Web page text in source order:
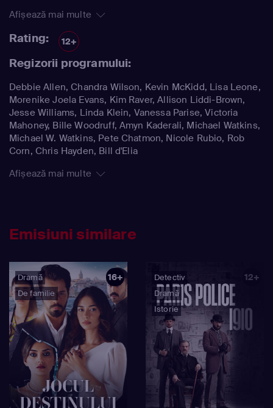
Afișează mai multe
Rating: 12+
Regizorii programului:
Debbie Allen, Chandra Wilson, Kevin McKidd, Lisa Leone,
Morenike Joela Evans, Kim Raver, Allison Liddi-Brown,
Jesse Williams, Linda Klein, Vanessa Parise, Victoria
Mahoney, Bille Woodruff, Amyn Kaderali, Michael Watkins,
Michael W. Watkins, Pete Chatmon, Nicole Rubio, Rob
Corn, Chris Hayden, Bill d'Elia
Afișează mai multe
Emisiuni similare
Dramă
De familie
16+
Detectiv
Dramă
Istorie
12+